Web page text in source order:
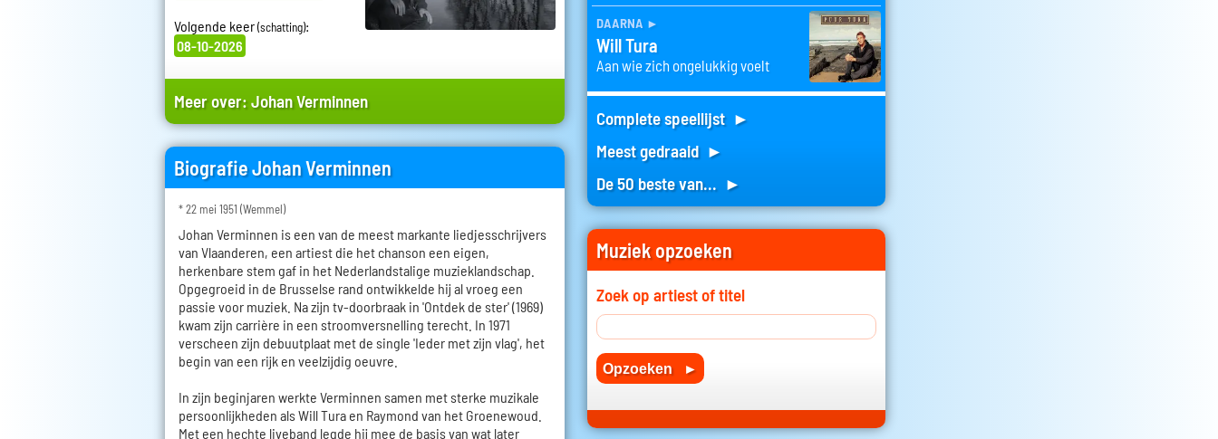
Volgende keer(schatting):
08-10-2026
Meer over:Johan Verminnen
Biografie Johan Verminnen
* 22 mei 1951 (Wemmel)
Johan Verminnen is een van de meest markante liedjesschrijvers
van Vlaanderen, een artiest die het chanson een eigen,
herkenbare stem gaf in het Nederlandstalige muzieklandschap.
Opgegroeid in de Brusselse rand ontwikkelde hij al vroeg een
passie voor muziek. Na zijn tv-doorbraak in 'Ontdek de ster' (1969)
kwam zijn carrière in een stroomversnelling terecht. In 1971
verscheen zijn debuutplaat met de single 'Ieder met zijn vlag', het
begin van een rijk en veelzijdig oeuvre.
In zijn beginjaren werkte Verminnen samen met sterke muzikale
persoonlijkheden als Will Tura en Raymond van het Groenewoud.
Met een hechte liveband legde hij mee de basis van wat later
daarna ►
Will Tura
Aan wie zich ongelukkig voelt
Complete speellijst ►
Meest gedraaid ►
De 50 beste van... ►
Muziek opzoeken
Zoek op artiest of titel